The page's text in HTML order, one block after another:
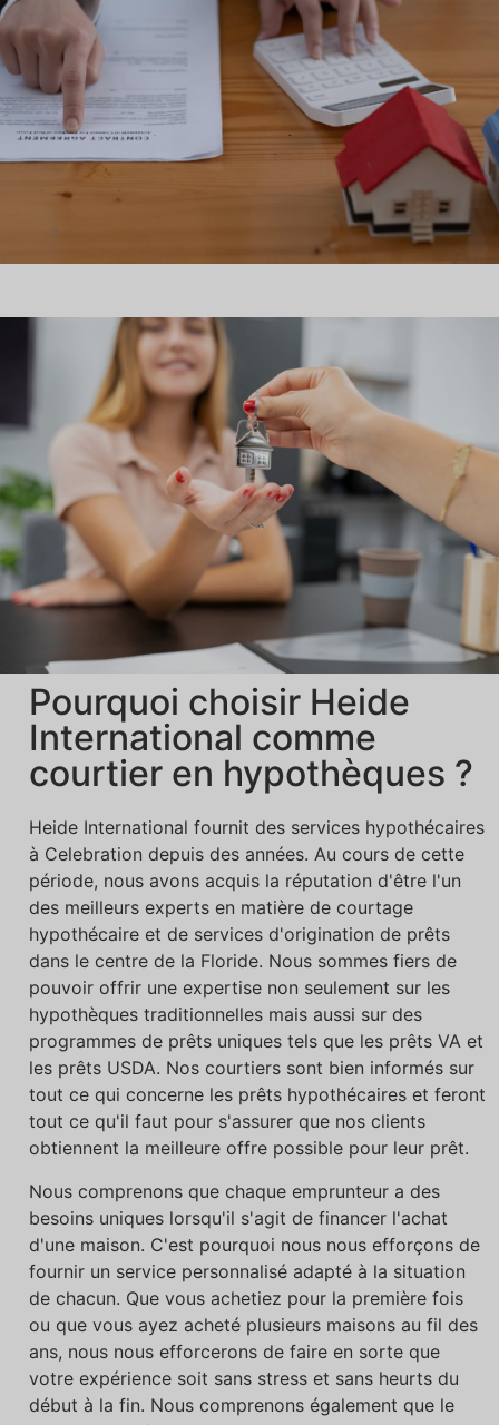
Pourquoi choisir Heide
International comme
courtier en hypothèques ?
Heide International fournit des services hypothécaires
à Celebration depuis des années. Au cours de cette
période, nous avons acquis la réputation d'être l'un
des meilleurs experts en matière de courtage
hypothécaire et de services d'origination de prêts
dans le centre de la Floride. Nous sommes fiers de
pouvoir offrir une expertise non seulement sur les
hypothèques traditionnelles mais aussi sur des
programmes de prêts uniques tels que les prêts VA et
les prêts USDA. Nos courtiers sont bien informés sur
tout ce qui concerne les prêts hypothécaires et feront
tout ce qu'il faut pour s'assurer que nos clients
obtiennent la meilleure offre possible pour leur prêt.
Nous comprenons que chaque emprunteur a des
besoins uniques lorsqu'il s'agit de financer l'achat
d'une maison. C'est pourquoi nous nous efforçons de
fournir un service personnalisé adapté à la situation
de chacun. Que vous achetiez pour la première fois
ou que vous ayez acheté plusieurs maisons au fil des
ans, nous nous efforcerons de faire en sorte que
votre expérience soit sans stress et sans heurts du
début à la fin. Nous comprenons également que le